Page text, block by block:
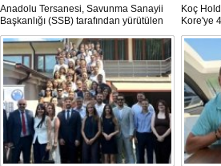
Anadolu Tersanesi, Savunma Sanayii
Başkanlığı (SSB) tarafından yürütülen
Endüstriyel Yetkinlik Değerlendirme ve
Destekleme Programı
(EYDEP)kapsamında, A Sertifikası
almaya hak kazanan ilk tersane oldu.
Koç
Kore'ye
Toplam
aşan,
taşıma
2029